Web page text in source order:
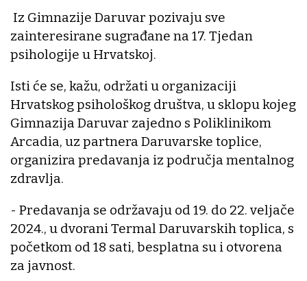
Iz Gimnazije Daruvar pozivaju sve
zainteresirane sugrađane na 17. Tjedan
psihologije u Hrvatskoj.
Isti će se, kažu, održati u organizaciji
Hrvatskog psihološkog društva, u sklopu kojeg
Gimnazija Daruvar zajedno s Poliklinikom
Arcadia, uz partnera Daruvarske toplice,
organizira predavanja iz područja mentalnog
zdravlja.
- Predavanja se održavaju od 19. do 22. veljače
2024., u dvorani Termal Daruvarskih toplica, s
početkom od 18 sati, besplatna su i otvorena
za javnost.